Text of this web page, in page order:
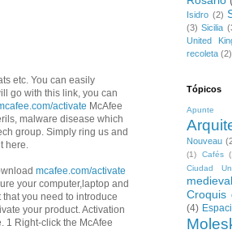
etc. You can easily
go with this link, you can
activate McAfee
malware disease which
group. Simply ring us and
here.
mcafee.com/activate
your computer,laptop and
you need to introduce
your product. Activation
1 Right-click the McAfee
Isidro (2)
(3) Sicilia
United
recoleta (2)
Tópicos
Apunte
Nouveau
(1)
Cafés
Ciudad
Croquis
(4)